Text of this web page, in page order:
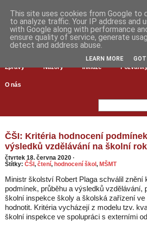
Zprávy Názory Inkluze
O nás
ČŠI: Kritéria hodnocení
výsledků vzdělávání na školní rok
čtvrtek 18. června 2020 ·
Štítky: ČŠI, čtení, hodnocení škol, MŠMT
Ministr školství Robert Plaga schválil znění
podmínek, průběhu a výsledků vzdělávání,
školní inspekce školy a školská zařízení
hodnotit. Kritéria vycházejí z modelu tzv.
školní inspekce ve spolupráci s externími
This site uses cookies from Google to
to analyze traffic. Your IP address and
with Google along with performance
ensure quality of service, generate
detect and address abuse.
LEARN MORE